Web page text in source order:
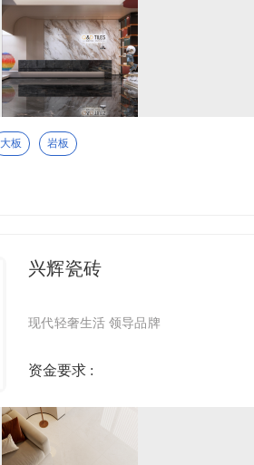
大板 岩板
兴辉瓷砖
现代轻奢生活 领导品牌
资金要求 :